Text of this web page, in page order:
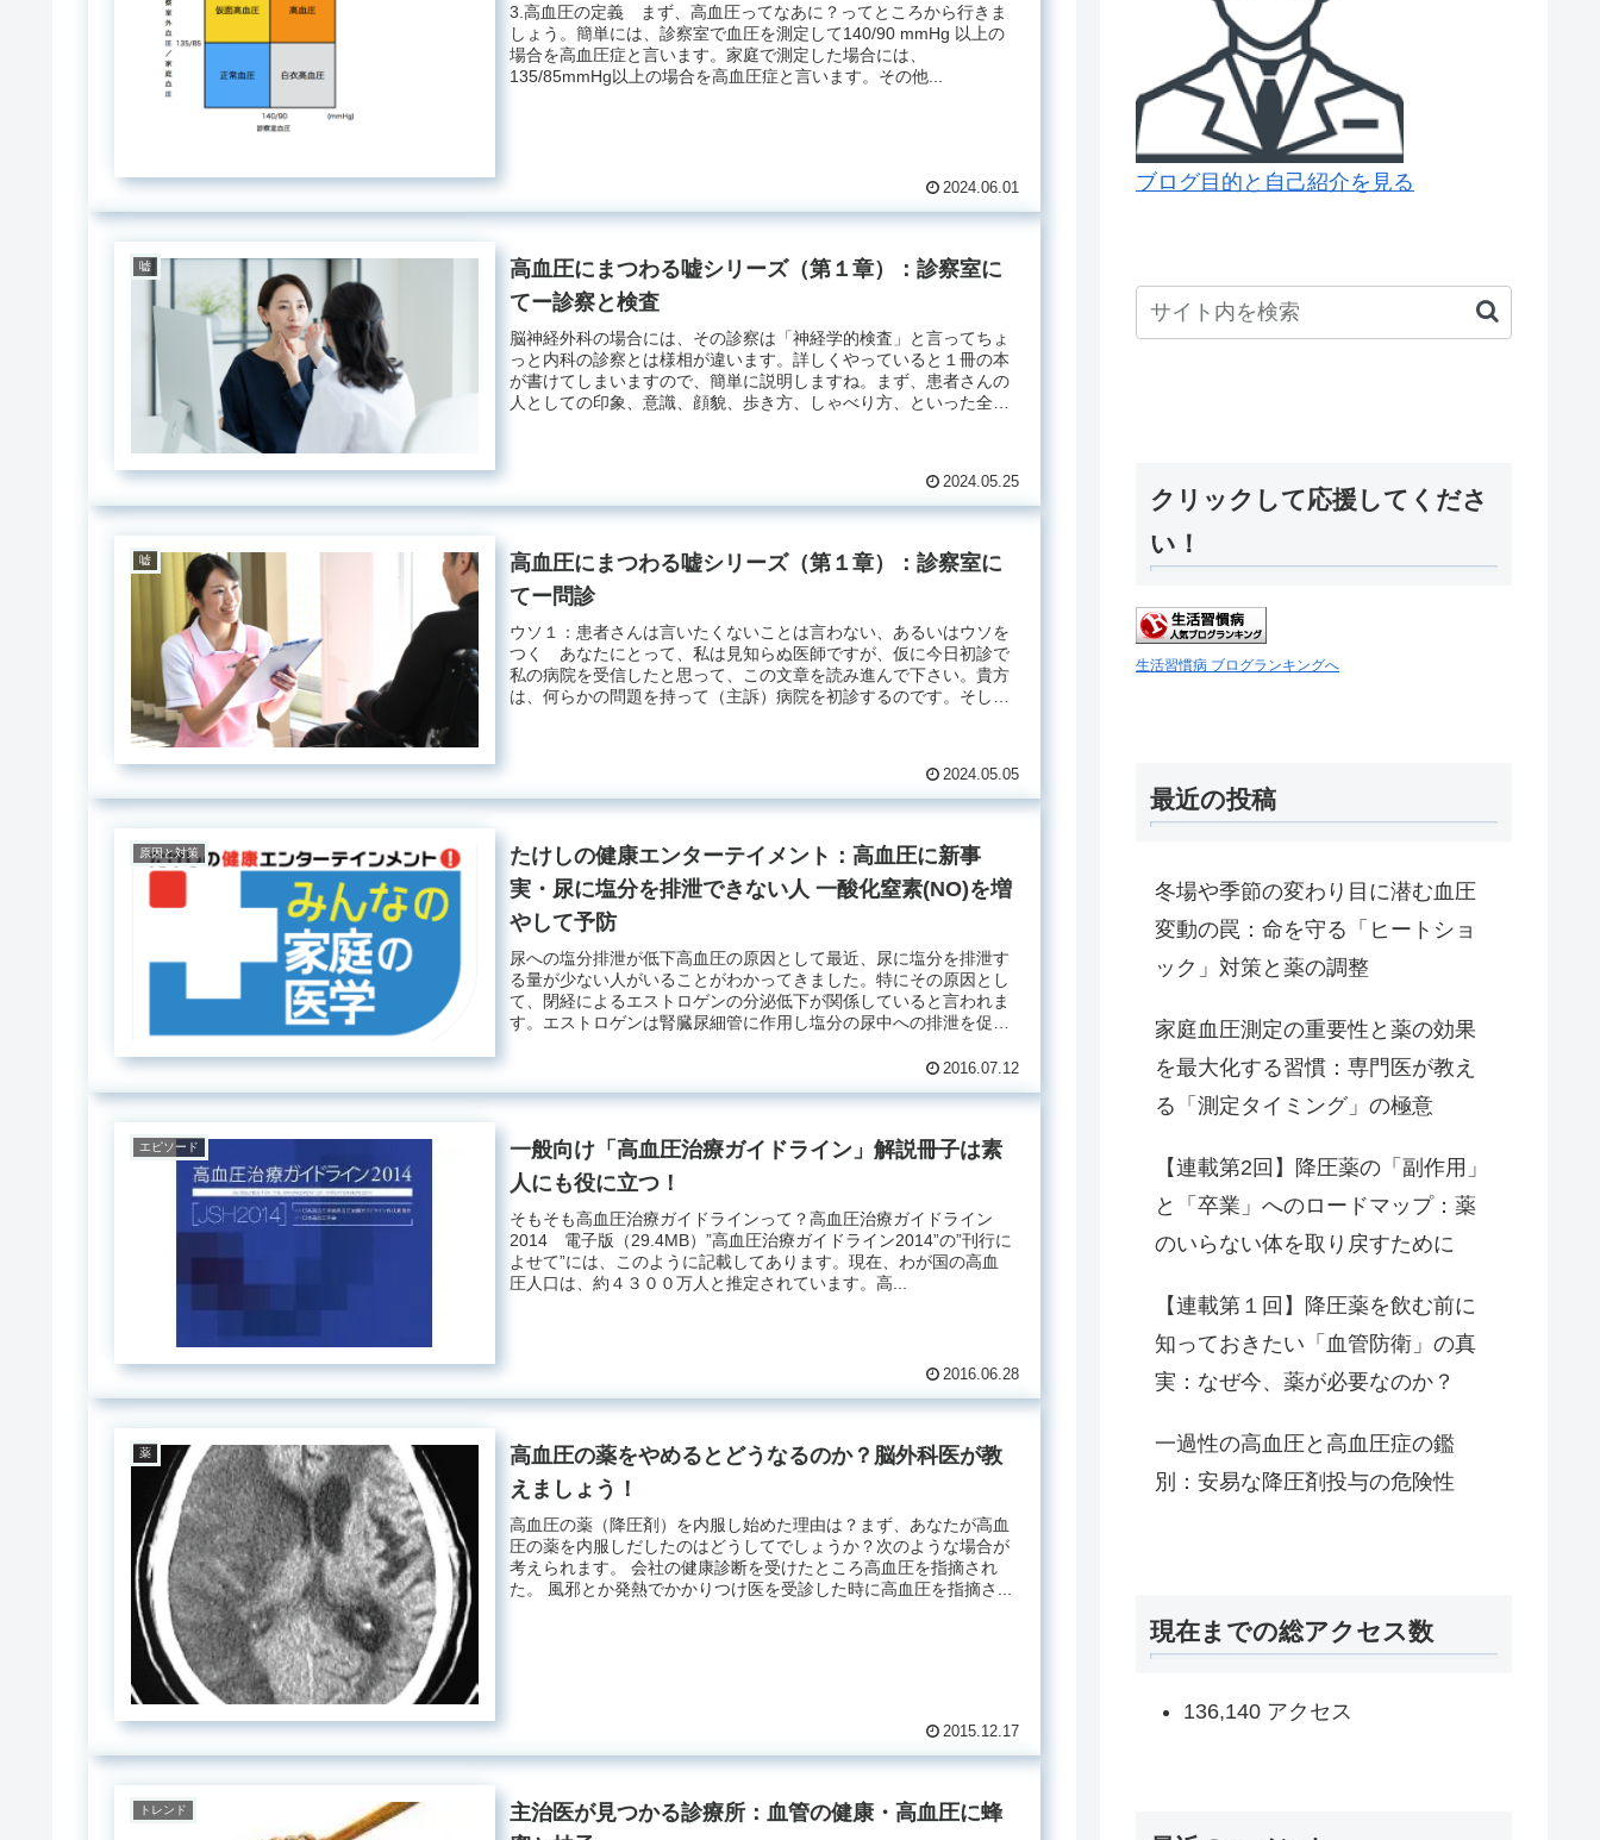
3.高血圧の定義 まず、高血圧ってなあに？ってところから行きま
しょう。簡単には、診察室で血圧を測定して140/90 mmHg 以上の
場合を高血圧症と言います。家庭で測定した場合には、
135/85mmHg以上の場合を高血圧症と言います。その他...
2024.06.01
嘘
高血圧にまつわる嘘シリーズ（第１章）：診察室に
てー診察と検査
脳神経外科の場合には、その診察は「神経学的検査」と言ってちょ
っと内科の診察とは様相が違います。詳しくやっていると１冊の本
が書けてしまいますので、簡単に説明しますね。まず、患者さんの
人としての印象、意識、顔貌、歩き方、しゃべり方、といった全
2024.05.25
嘘
高血圧にまつわる嘘シリーズ（第１章）：診察室に
てー問診
ウソ１：患者さんは言いたくないことは言わない、あるいはウソを
つく あなたにとって、私は見知らぬ医師ですが、仮に今日初診で
私の病院を受信したと思って、この文章を読み進んで下さい。貴方
は、何らかの問題を持って（主訴）病院を初診するのです。そし
2024.05.05
原因と対策
たけしの健康エンターテイメント：高血圧に新事
実・尿に塩分を排泄できない人 一酸化窒素(NO)を増
やして予防
尿への塩分排泄が低下高血圧の原因として最近、尿に塩分を排泄す
る量が少ない人がいることがわかってきました。特にその原因とし
て、閉経によるエストロゲンの分泌低下が関係していると言われま
す。エストロゲンは腎臓尿細管に作用し塩分の尿中への排泄を促
2016.07.12
エピソード
一般向け「高血圧治療ガイドライン」解説冊子は素
人にも役に立つ！
そもそも高血圧治療ガイドラインって？高血圧治療ガイドライン
2014 電子版（29.4MB）”高血圧治療ガイドライン2014”の”刊行に
よせて”には、このように記載してあります。現在、わが国の高血
圧人口は、約４３００万人と推定されています。高...
2016.06.28
薬
高血圧の薬をやめるとどうなるのか？脳外科医が教
えましょう！
高血圧の薬（降圧剤）を内服し始めた理由は？まず、あなたが高血
圧の薬を内服しだしたのはどうしてでしょうか？次のような場合が
考えられます。 会社の健康診断を受けたところ高血圧を指摘され
た。 風邪とか発熱でかかりつけ医を受診した時に高血圧を指摘さ...
2015.12.17
トレンド
主治医が見つかる診療所：血管の健康・高血圧に蜂
ブログ目的と自己紹介を見る
クリックして応援してくださ
い！
生活習慣病 ブログランキングへ
最近の投稿
冬場や季節の変わり目に潜む血圧
変動の罠：命を守る「ヒートショ
ック」対策と薬の調整
家庭血圧測定の重要性と薬の効果
を最大化する習慣：専門医が教え
る「測定タイミング」の極意
【連載第2回】降圧薬の「副作用」
と「卒業」へのロードマップ：薬
のいらない体を取り戻すために
【連載第１回】降圧薬を飲む前に
知っておきたい「血管防衛」の真
実：なぜ今、薬が必要なのか？
一過性の高血圧と高血圧症の鑑
別：安易な降圧剤投与の危険性
現在までの総アクセス数
136,140 アクセス